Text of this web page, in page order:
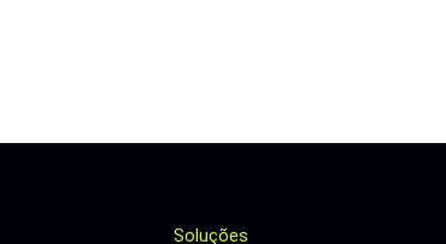
Soluções